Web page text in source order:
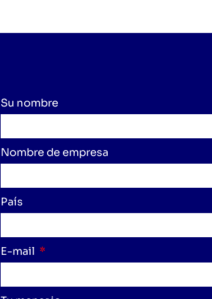
Su nombre
Nombre de empresa
País
E-mail